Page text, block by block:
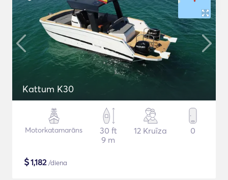
Kattum K30
Motorkatamarāns
30 ft
9 m
12 Kruīza 0
$1,182/diena